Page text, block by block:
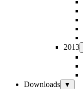
2013
Downloads
▼